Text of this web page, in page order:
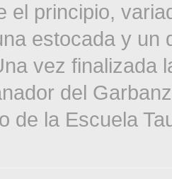
el principio,
estocada y un
vez finalizada
del
de la Escuela